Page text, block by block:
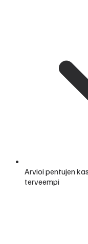
Arvioi pentujen
terveempi